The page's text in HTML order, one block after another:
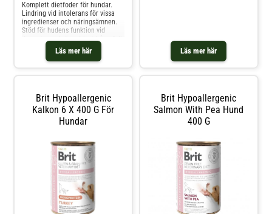
Läs mer här
Komplett dietfoder för hundar.
Lindring vid intolerans för vissa
ingredienser och näringsämnen.
Stöd för hudens funktion vid
dermatos och överdrivet håravfall.
Sammansättning: Ärtor (30 %),
ärtprotein (20 %), hydrolyserat
fjäderfäprotein (14 %, molekylvikt
Läs mer här
Brit Hypoallergenic
Kalkon 6 X 400 G För
Hundar
Brit Hypoallergenic
Salmon With Pea Hund
400 G